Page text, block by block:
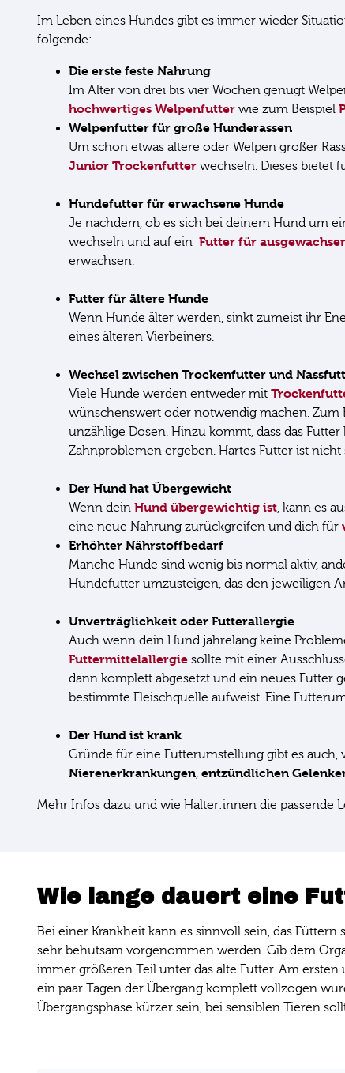
Im Leben eines Hundes gibt es immer wieder
folgende:
Die erste feste Nahrung
Im Alter von drei bis vier Wochen genügt
hochwertiges Welpenfutter wie zum Beispiel
Welpenfutter für große Hunderassen
Um schon etwas ältere oder Welpen großer
Junior Trockenfutter wechseln. Dieses bietet
Hundefutter für erwachsene Hunde
Je nachdem, ob es sich bei deinem Hund um
wechseln und auf ein Futter für
erwachsen.
Futter für ältere Hunde
Wenn Hunde älter werden, sinkt zumeist ihr
eines älteren Vierbeiners.
Wechsel zwischen Trockenfutter und
Viele Hunde werden entweder mit
wünschenswert oder notwendig machen. Zum
unzählige Dosen. Hinzu kommt, dass das
Zahnproblemen ergeben. Hartes Futter ist
Der Hund hat Übergewicht
Wenn dein Hund übergewichtig ist , kann es
eine neue Nahrung zurückgreifen und dich für
Erhöhter Nährstoffbedarf
Manche Hunde sind wenig bis normal aktiv,
Hundefutter umzusteigen, das den jeweiligen
Unverträglichkeit oder Futterallergie
Auch wenn dein Hund jahrelang keine
Futtermittelallergie sollte mit einer
dann komplett abgesetzt und ein neues Futter
bestimmte Fleischquelle aufweist. Eine
Der Hund ist krank
Gründe für eine Futterumstellung gibt es
Nierenerkrankungen entzündlichen
Mehr Infos dazu und wie Halter:innen die passende
Wie lange dauert eine
Bei einer Krankheit kann es sinnvoll sein, das
sehr behutsam vorgenommen werden. Gib dem
immer größeren Teil unter das alte Futter. Am
ein paar Tagen der Übergang komplett vollzogen
Übergangsphase kürzer sein, bei sensiblen Tieren